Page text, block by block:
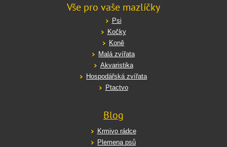
Vše pro vaše mazlíčky
Psi
Kočky
Koně
Malá zvířata
Akvaristika
Hospodářská zvířata
Ptactvo
Blog
Krmivo rádce
Plemena psů